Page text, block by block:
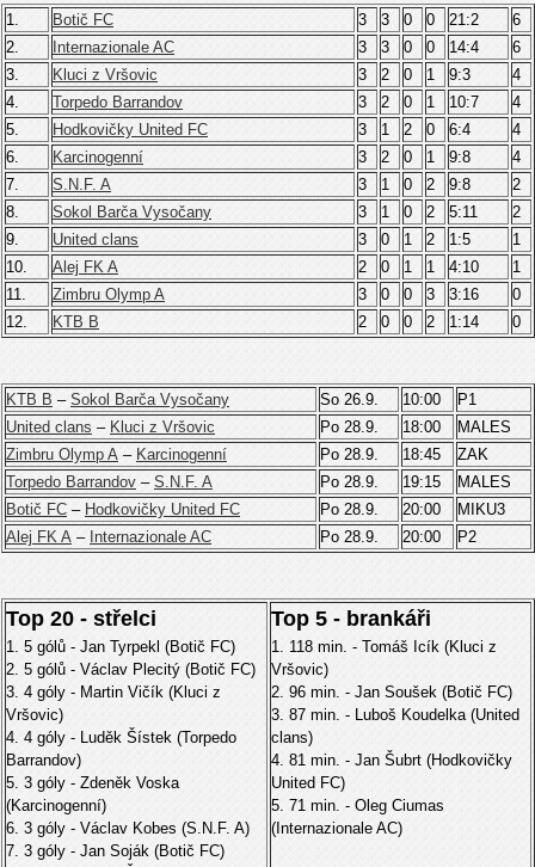
1. Botič FC 3 3 0 0 21:2
6
2.
Internazionale AC 3 3 0 0 14:4
6
3.
Kluci z Vršovic 3 2 0 1 9:3
4
4.
Torpedo Barrandov 3 2 0 1 10:7
4
5.
Hodkovičky United FC 3 1 2 0 6:4
4
6.
Karcinogenní 3 2 0 1 9:8
4
7.
S.N.F. A 3 1 0 2 9:8
2
8.
Sokol Barča Vysočany 3 1 0 2 5:11
2
9.
United clans 3 0 1 2 1:5
1
10.
Alej FK A 2 0 1 1 4:10
1
11.
Zimbru Olymp A 3 0 0 3 3:16
0
12.
KTB B 2 0 0 2 1:14 0
KTB B – Sokol Barča Vysočany So 26.9. 10:00
P1
United clans – Kluci z Vršovic Po 28.9. 18:00
MALES
Zimbru Olymp A – Karcinogenní Po 28.9. 18:45
ZAK
Torpedo Barrandov – S.N.F. A Po 28.9. 19:15
MALES
Botič FC – Hodkovičky United FC Po 28.9. 20:00
MIKU3
Alej FK A – Internazionale AC Po 28.9. 20:00 P2
Top 20 - střelci
1. 5 gólů - Jan Tyrpekl (Botič FC)
2. 5 gólů - Václav Plecitý (Botič FC)
3. 4 góly - Martin Vičík (Kluci z
Vršovic)
4. 4 góly - Luděk Šístek (Torpedo
Barrandov)
5. 3 góly - Zdeněk Voska
(Karcinogenní)
6. 3 góly - Václav Kobes (S.N.F. A)
7. 3 góly - Jan Soják (Botič FC)
Top 5 - brankáři
1. 118 min. - Tomáš Icík (Kluci z
Vršovic)
2. 96 min. - Jan Soušek (Botič FC)
3. 87 min. - Luboš Koudelka (United
clans)
4. 81 min. - Jan Šubrt (Hodkovičky
United FC)
5. 71 min. - Oleg Ciumas
(Internazionale AC)